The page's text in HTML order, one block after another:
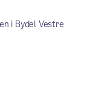
i Bydel Vestre